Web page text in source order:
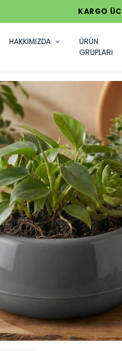
KARGO
HAKKIMIZDA
ÜRÜN
GRUPLARI